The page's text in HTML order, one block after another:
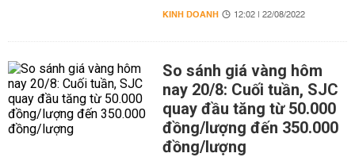
KINH DOANH 12:02 | 22/08/2022
So sánh giá vàng hôm
nay 20/8: Cuối tuần, SJC
quay đầu tăng từ 50.000
đồng/lượng đến 350.000
đồng/lượng